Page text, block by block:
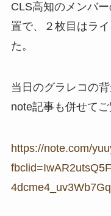
CLS高知のメンバ
置で、２枚目はラ
た。
当日のグラレコの
note記事も併せてご
https://note.com/